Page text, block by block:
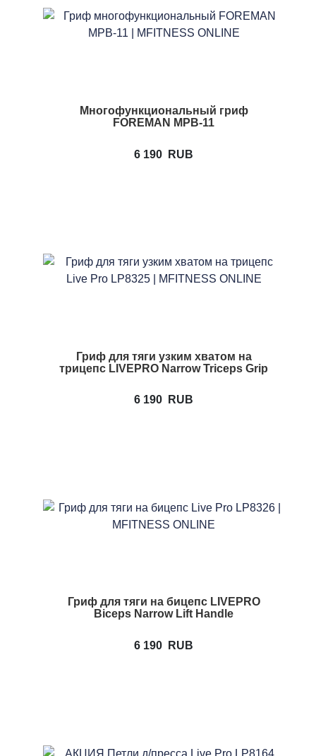
Многофункциональный гриф
FOREMAN MPB-11
6 190 RUB
Гриф для тяги узким хватом на
трицепс LIVEPRO Narrow Triceps Grip
6 190 RUB
Гриф для тяги на бицепс LIVEPRO
Biceps Narrow Lift Handle
6 190 RUB